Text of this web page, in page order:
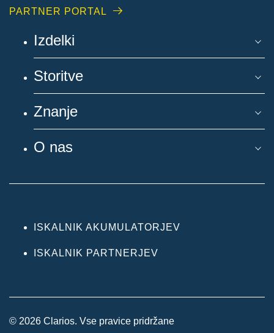
PARTNER PORTAL
Izdelki
Storitve
Znanje
O nas
ISKALNIK AKUMULATORJEV
ISKALNIK PARTNERJEV
© 2026 Clarios. Vse pravice pridržane